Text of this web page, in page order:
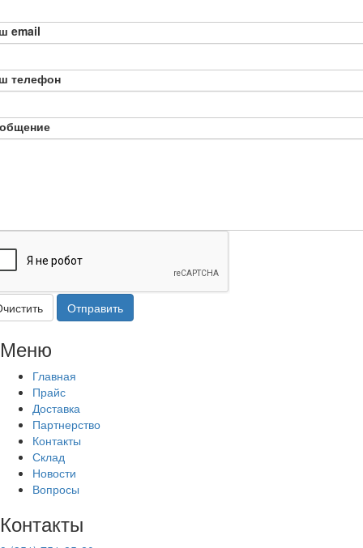
email
телефон
Отправить
Меню
Главная
Прайс
Доставка
Партнерство
Контакты
Склад
Новости
Вопросы
Контакты